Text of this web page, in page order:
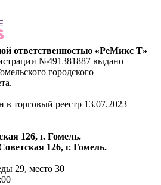
ответственностью «РеМикс Т»
№491381887 выдано
городского
в торговый реестр 13.07.2023
126, г. Гомель.
126, г. Гомель.
29, место 30